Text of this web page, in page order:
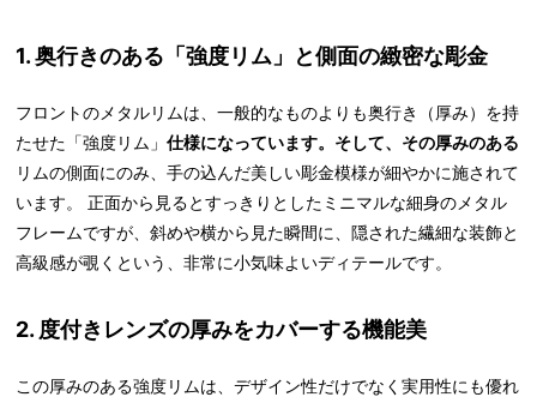
1. 奥行きのある「強度リム」と側面の緻密な彫金
フロントのメタルリムは、一般的なものよりも奥行き（厚み）を持
たせた「強度リム」仕様になっています。そして、その厚みのある
リムの側面にのみ、手の込んだ美しい彫金模様が細やかに施されて
います。 正面から見るとすっきりとしたミニマルな細身のメタル
フレームですが、斜めや横から見た瞬間に、隠された繊細な装飾と
高級感が覗くという、非常に小気味よいディテールです。
2. 度付きレンズの厚みをカバーする機能美
この厚みのある強度リムは、デザイン性だけでなく実用性にも優れ